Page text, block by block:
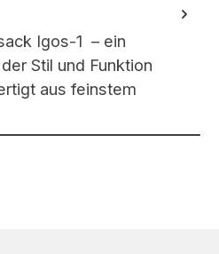
Igos-1 – ein
Stil und Funktion
aus feinstem